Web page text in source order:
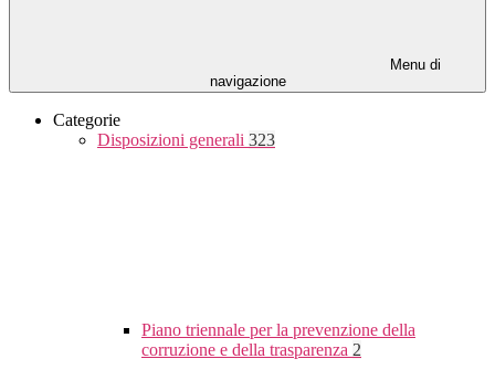
Menu di
navigazione
Categorie
Disposizioni generali 323
Piano triennale per la prevenzione della
corruzione e della trasparenza 2